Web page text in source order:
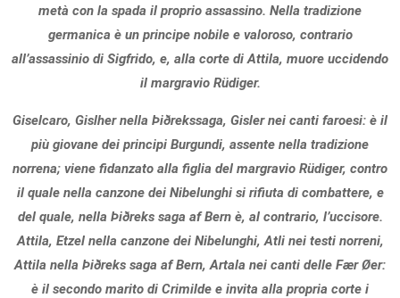
metà con la spada il proprio assassino. Nella tradizione
germanica è un principe nobile e valoroso, contrario
all’assassinio di Sigfrido, e, alla corte di Attila, muore uccidendo
il margravio Rüdiger.
Giselcaro, Gislher nella Þiðrekssaga, Gisler nei canti faroesi: è il
più giovane dei principi Burgundi, assente nella tradizione
norrena; viene fidanzato alla figlia del margravio Rüdiger, contro
il quale nella canzone dei Nibelunghi si rifiuta di combattere, e
del quale, nella Þiðreks saga af Bern è, al contrario, l’uccisore.
Attila, Etzel nella canzone dei Nibelunghi, Atli nei testi norreni,
Attila nella Þiðreks saga af Bern, Artala nei canti delle Fær Øer:
è il secondo marito di Crimilde e invita alla propria corte i